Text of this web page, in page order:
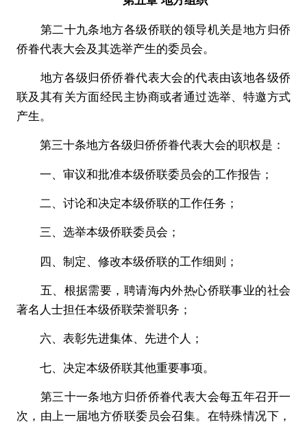
第二十九条地方各级侨联的领导机关是地方归侨
侨眷代表大会及其选举产生的委员会。
地方各级归侨侨眷代表大会的代表由该地各级侨
联及其有关方面经民主协商或者通过选举、特邀方式
产生。
第三十条地方各级归侨侨眷代表大会的职权是：
一、审议和批准本级侨联委员会的工作报告；
二、讨论和决定本级侨联的工作任务；
三、选举本级侨联委员会；
四、制定、修改本级侨联的工作细则；
五、根据需要，聘请海内外热心侨联事业的社会
著名人士担任本级侨联荣誉职务；
六、表彰先进集体、先进个人；
七、决定本级侨联其他重要事项。
第三十一条地方归侨侨眷代表大会每五年召开一
次，由上一届地方侨联委员会召集。在特殊情况下，